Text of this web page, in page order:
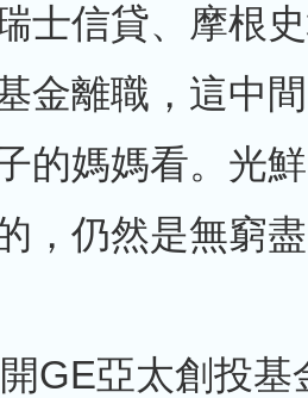
士信貸、摩根
金離職，這中
的媽媽看。光
，仍然是無窮
GE亞太創投基